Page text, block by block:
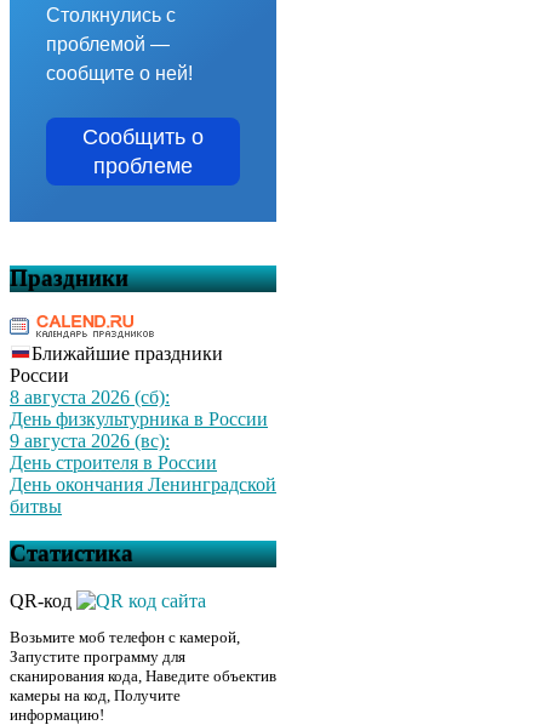
Столкнулись с
проблемой —
сообщите о ней!
Сообщить о
проблеме
Праздники
Ближайшие праздники
России
8 августа 2026 (сб):
День физкультурника в России
9 августа 2026 (вс):
День строителя в России
День окончания Ленинградской
битвы
Статистика
QR-код
Возьмите моб телефон с камерой,
Запустите программу для
сканирования кода, Наведите объектив
камеры на код, Получите
информацию!